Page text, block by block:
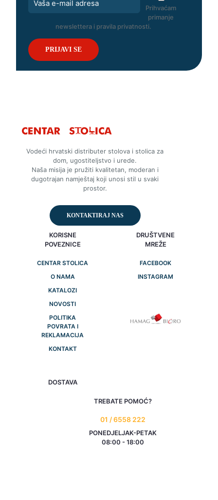
Prihvaćam
primanje
newslettera i pravila privatnosti.
Vodeći hrvatski distributer stolova i stolica za
dom, ugostiteljstvo i urede.
Naša misija je pružiti kvalitetan, moderan i
dugotrajan namještaj koji unosi stil u svaki
prostor.
KONTAKTIRAJ NAS
KORISNE
POVEZNICE
CENTAR STOLICA
O NAMA
KATALOZI
NOVOSTI
POLITIKA
POVRATA I
REKLAMACIJA
KONTAKT
DOSTAVA
DRUŠTVENE
MREŽE
FACEBOOK
INSTAGRAM
TREBATE POMOĆ?
01 / 6558 222
PONEDJELJAK-PETAK
08:00 - 18:00